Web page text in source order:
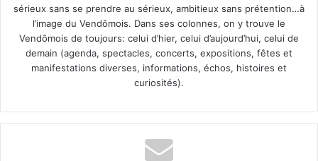
sérieux sans se prendre au sérieux, ambitieux sans prétention…à
l’image du Vendômois. Dans ses colonnes, on y trouve le
Vendômois de toujours: celui d’hier, celui d’aujourd’hui, celui de
demain (agenda, spectacles, concerts, expositions, fêtes et
manifestations diverses, informations, échos, histoires et
curiosités).